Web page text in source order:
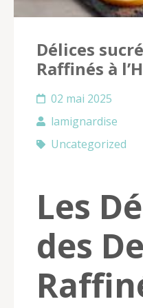
Délices
Raffinés à
02 mai 2025
lamignardise
Uncategorized
Les
des